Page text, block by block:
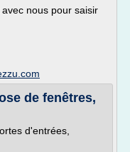
nous pour saisir
de fenêtres,
d'entrées,